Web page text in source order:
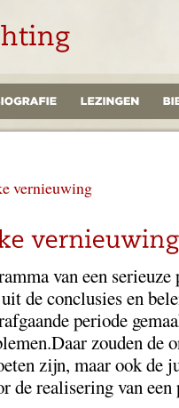
vernieuwing
van een
de conclusies en
periode
zouden de
zijn, maar ook de
de realisering van